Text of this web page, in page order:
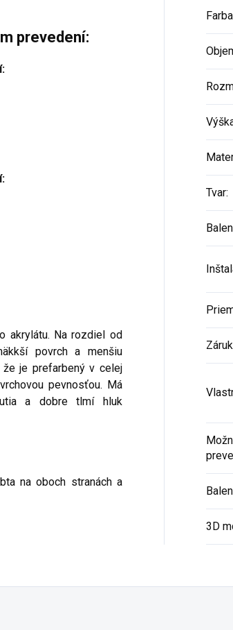
prevedení:
akrylátu. Na rozdiel od
povrch a menšiu
že je prefarbený v celej
pevnosťou. Má
a dobre tlmí hluk
na oboch stranách a
Farba
Tvar:
3D